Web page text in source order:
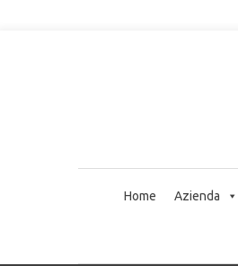
Home Azienda